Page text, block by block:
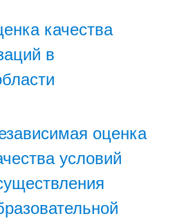
качества
в
оценка
условий